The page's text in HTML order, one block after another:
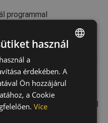
programmal
alacsony hőmérsékleten
gőzölés nélkül
és az F szimbólummal
program
CZECH
HUNGARIAN
SLOVAK
használ
a
érdekében. A
Ön hozzájárul
a Cookie
Více